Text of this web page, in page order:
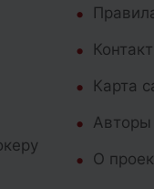
Карта
Авторы
О